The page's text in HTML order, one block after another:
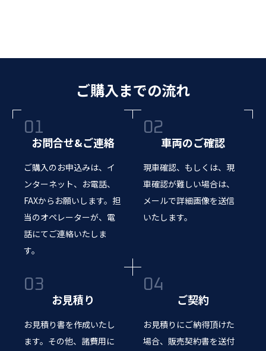
ご購入までの流れ
お問合せ&ご連絡
ご購入のお申込みは、イ
ンターネット、お電話、
FAXからお願いします。担
当のオペレーターが、電
話にてご連絡いたしま
す。
車両のご確認
現車確認、もしくは、現
車確認が難しい場合は、
メールで詳細画像を送信
いたします。
お見積り
お見積り書を作成いたし
ます。その他、諸費用に
ご契約
お見積りにご納得頂けた
場合、販売契約書を送付